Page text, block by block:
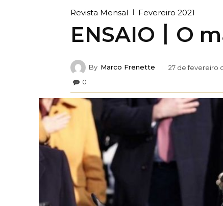
Revista Mensal Fevereiro 2021
ENSAIO丨O
By Marco Frenette 27 de fevereiro
0